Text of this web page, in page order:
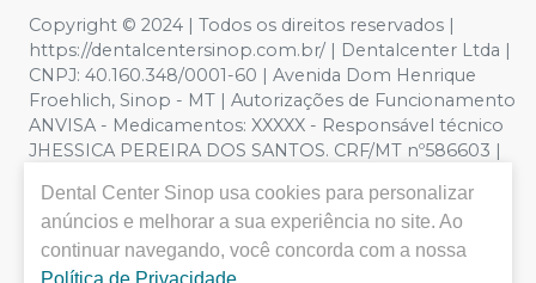
Copyright © 2024 | Todos os direitos reservados |
https://dentalcentersinop.com.br/ | Dentalcenter Ltda |
CNPJ: 40.160.348/0001-60 | Avenida Dom Henrique
Froehlich, Sinop - MT | Autorizações de Funcionamento
ANVISA - Medicamentos: XXXXX - Responsável técnico
JHESSICA PEREIRA DOS SANTOS. CRF/MT nº586603 |
ilustrativas - Os preços e condições da loja virtual estão
sujeitos a alterações. Em caso de divergência de preços
no site, o valor válido é o do Carrinho de Compra. Não
vendemos por atacado por isso nos reservamos o
Dental Center Sinop usa cookies para personalizar
anúncios e melhorar a sua experiência no site. Ao
continuar navegando, você concorda com a nossa
Política de Privacidade